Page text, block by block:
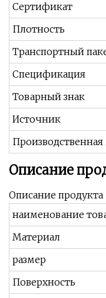
Сертификат
Плотность
Транспортный
Спецификация
Товарный знак
Источник
Описание
Описание продукта
наименование
Материал
размер
Поверхность